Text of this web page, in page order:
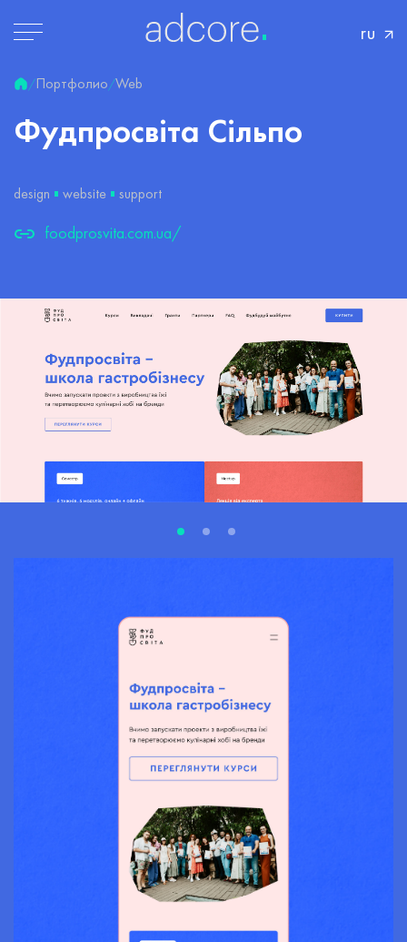
ru
/Портфолио/Web
Фудпросвіта Сільпо
design website support
foodprosvita.com.ua/